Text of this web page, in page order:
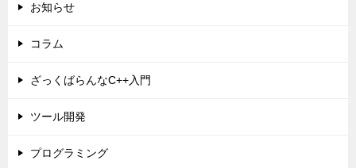
お知らせ
コラム
ざっくばらんなC++入門
ツール開発
プログラミング